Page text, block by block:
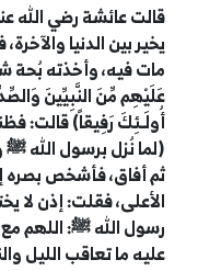
قالت عائشة رضي الله
يخير بين الدنيا
مات فيه، وأخذته بُحة
عَلَيْهِم مِّنَ النَّبِيِّينَ
أُولَـئِكَ رَفِيقاً) قالت:
(لما نُزل برسول اللهﷺ
ثم أفاق، فأشخص بصره
الأعلى، فقلت: إذن لا
رسول اللهﷺ: اللهم
عليه ما تعاقب الليل